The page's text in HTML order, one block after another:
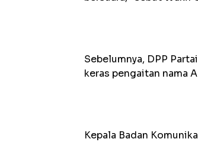
Sebelumnya, DPP
keras pengaitan nama
Kepala Badan